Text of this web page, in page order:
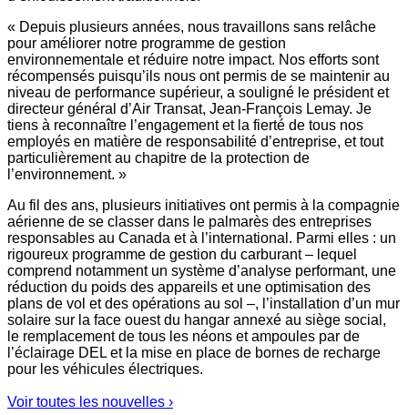
« Depuis plusieurs années, nous travaillons sans relâche
pour améliorer notre programme de gestion
environnementale et réduire notre impact. Nos efforts sont
récompensés puisqu’ils nous ont permis de se maintenir au
niveau de performance supérieur, a souligné le président et
directeur général d’Air Transat, Jean-François Lemay. Je
tiens à reconnaître l’engagement et la fierté de tous nos
employés en matière de responsabilité d’entreprise, et tout
particulièrement au chapitre de la protection de
l’environnement. »
Au fil des ans, plusieurs initiatives ont permis à la compagnie
aérienne de se classer dans le palmarès des entreprises
responsables au Canada et à l’international. Parmi elles : un
rigoureux programme de gestion du carburant – lequel
comprend notamment un système d’analyse performant, une
réduction du poids des appareils et une optimisation des
plans de vol et des opérations au sol –, l’installation d’un mur
solaire sur la face ouest du hangar annexé au siège social,
le remplacement de tous les néons et ampoules par de
l’éclairage DEL et la mise en place de bornes de recharge
pour les véhicules électriques.
Voir toutes les nouvelles ›